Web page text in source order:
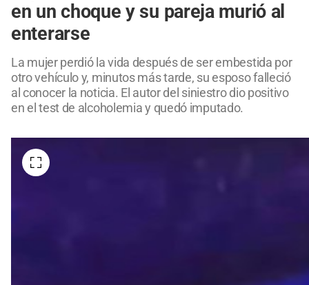
en un choque y su pareja murió al
enterarse
La mujer perdió la vida después de ser embestida por
otro vehículo y, minutos más tarde, su esposo falleció
al conocer la noticia. El autor del siniestro dio positivo
en el test de alcoholemia y quedó imputado.